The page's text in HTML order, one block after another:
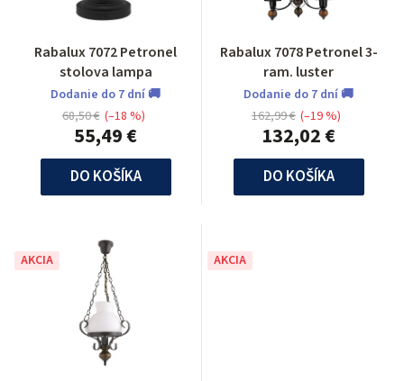
Rabalux 7072 Petronel
stolova lampa
Dodanie do 7 dní 🚚
55,49 €
68,50 € (–18 %)
DO KOŠÍKA
Rabalux 7078 Petronel 3-
ram. luster
Dodanie do 7 dní 🚚
132,02 €
162,99 € (–19 %)
DO KOŠÍKA
AKCIA AKCIA